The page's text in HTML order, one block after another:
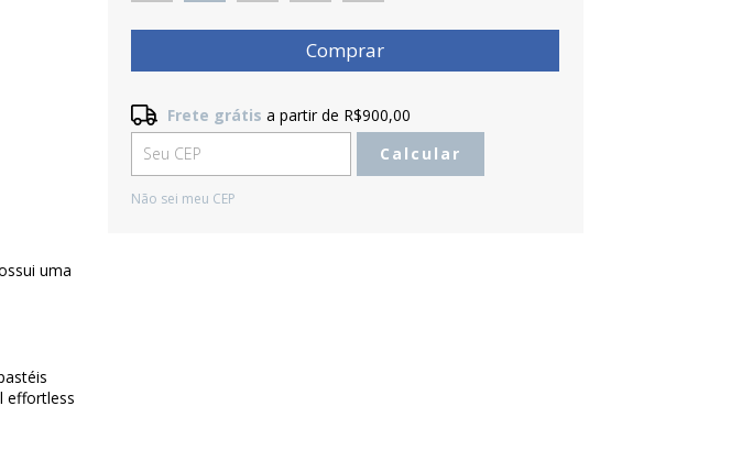
uma
effortless
Frete grátis R$900,00
Entregas para o CEP:
Frete grátis a partir de R$900,00
Calcular
Não sei meu CEP